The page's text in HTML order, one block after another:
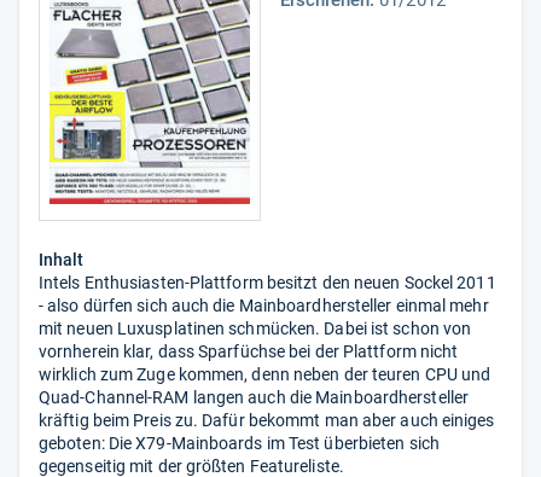
Inhalt
Intels Enthusiasten-Plattform besitzt den neuen Sockel 2011
- also dürfen sich auch die Mainboardhersteller einmal mehr
mit neuen Luxusplatinen schmücken. Dabei ist schon von
vornherein klar, dass Sparfüchse bei der Plattform nicht
wirklich zum Zuge kommen, denn neben der teuren CPU und
Quad-Channel-RAM langen auch die Mainboardhersteller
kräftig beim Preis zu. Dafür bekommt man aber auch einiges
geboten: Die X79-Mainboards im Test überbieten sich
gegenseitig mit der größten Featureliste.